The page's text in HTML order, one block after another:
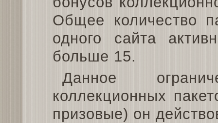
Общее количество
одного сайта
больше 15.
Данное
коллекционных
призовые) он